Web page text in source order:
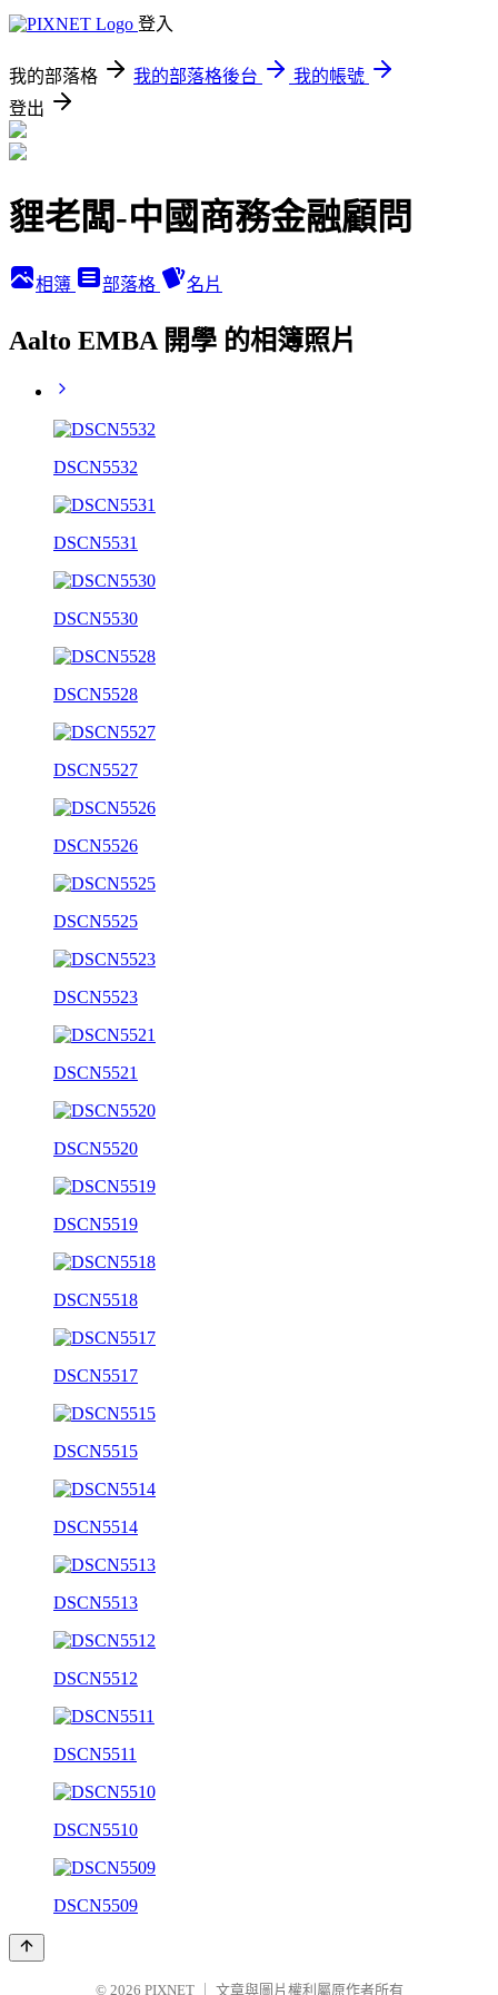
登入
我的部落格 我的部落格後台
我的帳號
登出
貍老闆-中國商務金融顧問
相簿 部落格 名片
Aalto EMBA 開學 的相簿照片
DSCN5532
DSCN5531
DSCN5530
DSCN5528
DSCN5527
DSCN5526
DSCN5525
DSCN5523
DSCN5521
DSCN5520
DSCN5519
DSCN5518
DSCN5517
DSCN5515
DSCN5514
DSCN5513
DSCN5512
DSCN5511
DSCN5510
DSCN5509
© 2026 PIXNET 文章與圖片權利屬原作者所有